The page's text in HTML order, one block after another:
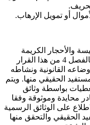
أو تمويل الإرهاب.
والأحجار الكريمة
العناية الواجبة في الحالات المبينة بالفصل 4 من هذا القرار
القانونية ونشاطه
الحقيقي منها. ويتم
بواسطة وثائق
محايدة وموثوقة وفقا
على الوثائق الرسمية
الحقيقي والتحقق منها